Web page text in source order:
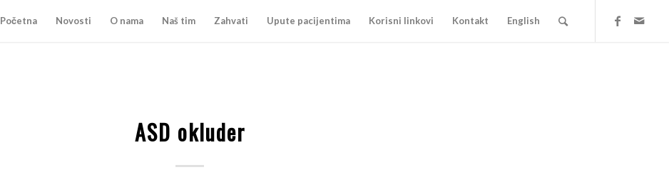
Početna Novosti O nama Naš tim Zahvati Upute pacijentima Korisni linkovi Kontakt English
ASD okluder